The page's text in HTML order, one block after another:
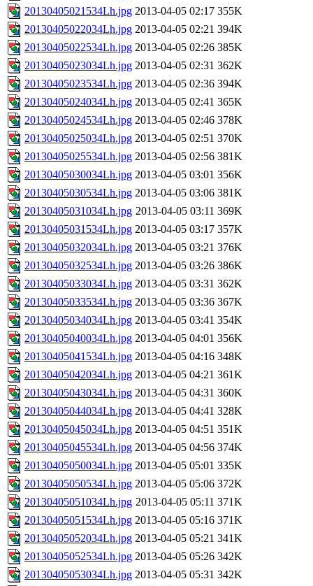
20130405021534Lh.jpg 2013-04-05 02:17 355K
20130405022034Lh.jpg 2013-04-05 02:21 394K
20130405022534Lh.jpg 2013-04-05 02:26 385K
20130405023034Lh.jpg 2013-04-05 02:31 362K
20130405023534Lh.jpg 2013-04-05 02:36 394K
20130405024034Lh.jpg 2013-04-05 02:41 365K
20130405024534Lh.jpg 2013-04-05 02:46 378K
20130405025034Lh.jpg 2013-04-05 02:51 370K
20130405025534Lh.jpg 2013-04-05 02:56 381K
20130405030034Lh.jpg 2013-04-05 03:01 356K
20130405030534Lh.jpg 2013-04-05 03:06 381K
20130405031034Lh.jpg 2013-04-05 03:11 369K
20130405031534Lh.jpg 2013-04-05 03:17 357K
20130405032034Lh.jpg 2013-04-05 03:21 376K
20130405032534Lh.jpg 2013-04-05 03:26 386K
20130405033034Lh.jpg 2013-04-05 03:31 362K
20130405033534Lh.jpg 2013-04-05 03:36 367K
20130405034034Lh.jpg 2013-04-05 03:41 354K
20130405040034Lh.jpg 2013-04-05 04:01 356K
20130405041534Lh.jpg 2013-04-05 04:16 348K
20130405042034Lh.jpg 2013-04-05 04:21 361K
20130405043034Lh.jpg 2013-04-05 04:31 360K
20130405044034Lh.jpg 2013-04-05 04:41 328K
20130405045034Lh.jpg 2013-04-05 04:51 351K
20130405045534Lh.jpg 2013-04-05 04:56 374K
20130405050034Lh.jpg 2013-04-05 05:01 335K
20130405050534Lh.jpg 2013-04-05 05:06 372K
20130405051034Lh.jpg 2013-04-05 05:11 371K
20130405051534Lh.jpg 2013-04-05 05:16 371K
20130405052034Lh.jpg 2013-04-05 05:21 341K
20130405052534Lh.jpg 2013-04-05 05:26 342K
20130405053034Lh.jpg 2013-04-05 05:31 342K